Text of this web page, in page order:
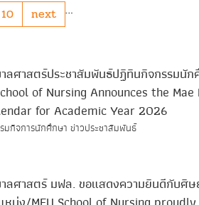
10 …
next
ลศาสตร์ประชาสัมพันธ์ปฏิทินกิจกรรมนั
of Nursing Announces the
for Academic Year 2026
มกิจการนักศึกษา ข่าวประชาสัมพันธ์
ลศาสตร์ มฟล. ขอแสดงความยินดีกับศิษ